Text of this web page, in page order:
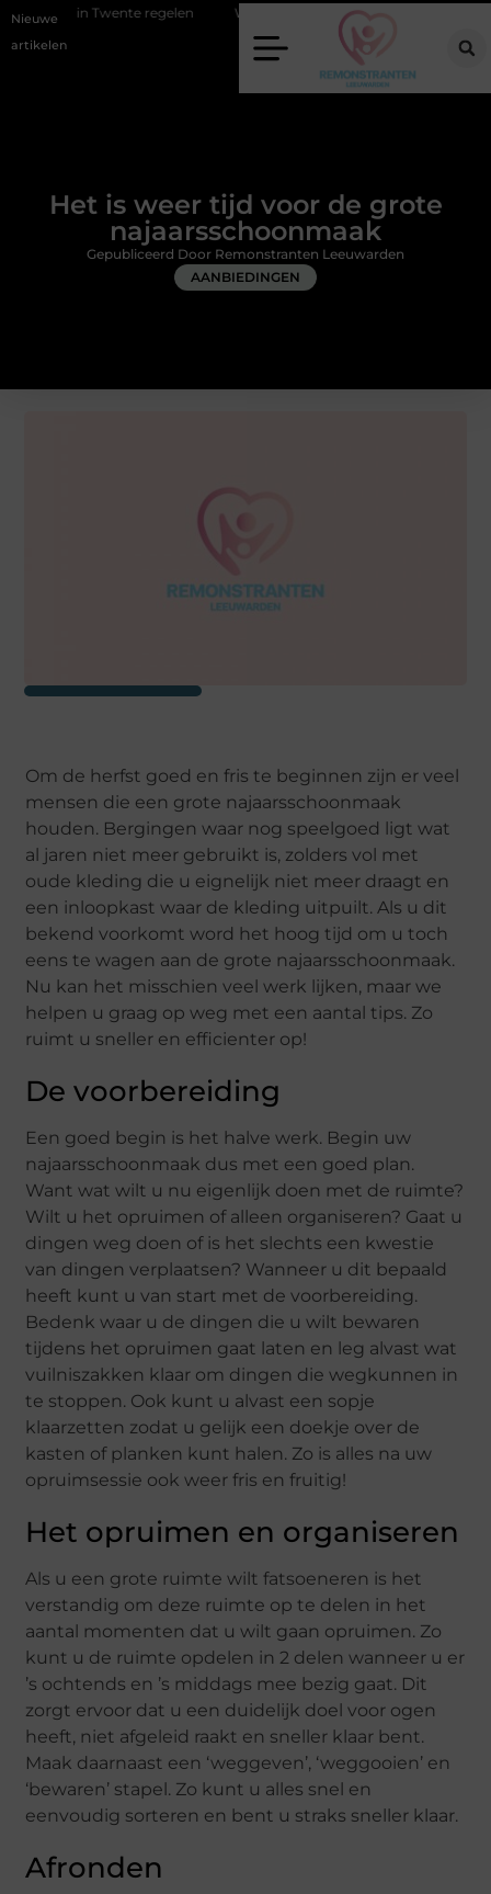
Nieuwe
artikelen
regelen Wat zero-click search betekent voor de toekomst van
Het is weer tijd voor de grote
najaarsschoonmaak
AANBIEDINGEN
Gepubliceerd Door Remonstranten Leeuwarden
Om de herfst goed en fris te beginnen zijn er veel
mensen die een grote najaarsschoonmaak
houden. Bergingen waar nog speelgoed ligt wat
al jaren niet meer gebruikt is, zolders vol met
oude kleding die u eignelijk niet meer draagt en
een inloopkast waar de kleding uitpuilt. Als u dit
bekend voorkomt word het hoog tijd om u toch
eens te wagen aan de grote najaarsschoonmaak.
Nu kan het misschien veel werk lijken, maar we
helpen u graag op weg met een aantal tips. Zo
ruimt u sneller en efficienter op!
De voorbereiding
Een goed begin is het halve werk. Begin uw
najaarsschoonmaak dus met een goed plan.
Want wat wilt u nu eigenlijk doen met de ruimte?
Wilt u het opruimen of alleen organiseren? Gaat u
dingen weg doen of is het slechts een kwestie
van dingen verplaatsen? Wanneer u dit bepaald
heeft kunt u van start met de voorbereiding.
Bedenk waar u de dingen die u wilt bewaren
tijdens het opruimen gaat laten en leg alvast wat
vuilniszakken klaar om dingen die wegkunnen in
te stoppen. Ook kunt u alvast een sopje
klaarzetten zodat u gelijk een doekje over de
kasten of planken kunt halen. Zo is alles na uw
opruimsessie ook weer fris en fruitig!
Het opruimen en organiseren
Als u een grote ruimte wilt fatsoeneren is het
verstandig om deze ruimte op te delen in het
aantal momenten dat u wilt gaan opruimen. Zo
kunt u de ruimte opdelen in 2 delen wanneer u er
’s ochtends en ’s middags mee bezig gaat. Dit
zorgt ervoor dat u een duidelijk doel voor ogen
heeft, niet afgeleid raakt en sneller klaar bent.
Maak daarnaast een ‘weggeven’, ‘weggooien’ en
‘bewaren’ stapel. Zo kunt u alles snel en
eenvoudig sorteren en bent u straks sneller klaar.
Afronden